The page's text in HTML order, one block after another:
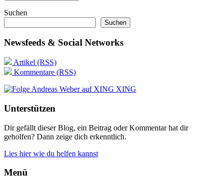
Suchen
Suchen
Newsfeeds & Social Networks
Artikel (RSS)
Kommentare (RSS)
XING
Unterstützen
Dir gefällt dieser Blog, ein Beitrag oder Kommentar hat dir
geholfen? Dann zeige dich erkenntlich.
Lies hier wie du helfen kannst
Menü